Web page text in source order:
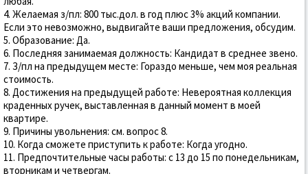
4. Желаемая з/пл: 800 тыс.дол. в год плюс 3% акций компании.
Если это невозможно, выдвигайте ваши предложения, обсудим.
5. Образование: Да.
6. Последняя занимаемая должность: Кандидат в среднее звено.
7. З/пл на предыдущем месте: Гораздо меньше, чем моя реальная
стоимость.
8. Достижения на предыдущей работе: Hевероятная коллекция
краденных ручек, выставленная в данный момент в моей
квартире.
9. Причины увольнения: см. вопрос 8.
10. Когда сможете приступить к работе: Когда угодно.
11. Предпочтительные часы работы: с 13 до 15 по понедельникам,
вторникам и четвергам.